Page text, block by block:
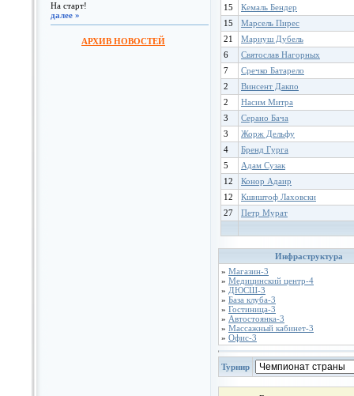
На старт!
далее »
АРХИВ НОВОСТЕЙ
15
Кемаль Бендер
15
Марсель Пирес
21
Мариуш Дубель
6
Святослав Нагорных
7
Сречко Батарело
2
Винсент Дакпо
2
Насим Митра
3
Серано Бача
3
Жорж Дельфу
4
Бренд Гурга
5
Адам Сузак
12
Конор Адаир
12
Кшиштоф Лаховски
27
Петр Мурат
Инфраструктура
» Магазин-3
» Медицинский центр-4
» ДЮСШ-3
» База клуба-3
» Гостиница-3
» Автостоянка-3
» Массажный кабинет-3
» Офис-3
Турнир